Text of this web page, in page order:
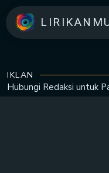
IKLAN
Hubungi Redaksi untuk